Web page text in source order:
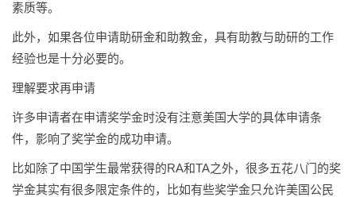
素质等。
此外，如果各位申请助研金和助教金，具有助教与助研的工作
经验也是十分必要的。
理解要求再申请
许多申请者在申请奖学金时没有注意美国大学的具体申请条
件，影响了奖学金的成功申请。
比如除了中国学生最常获得的RA和TA之外，很多五花八门的奖
学金其实有很多限定条件的，比如有些奖学金只允许美国公民